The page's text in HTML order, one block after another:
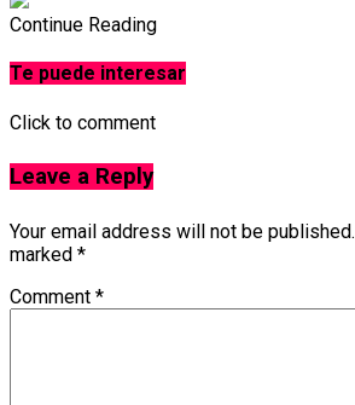
Continue Reading
Te puede interesar
Click to comment
Leave a Reply
Your email address will not be published.
marked *
Comment *